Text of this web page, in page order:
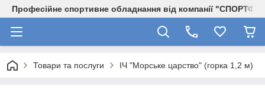
Професійне спортивне обладнання від компанії
Товари та послуги ІЧ "Морське царство" (горка 1,2 м)